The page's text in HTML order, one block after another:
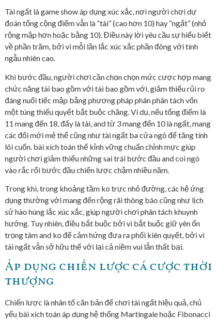
Tài ngất là game show áp dụng xúc xắc, nơi người chơi dự
đoán tổng cộng điểm vẫn là “tài” (cao hơn 10) hay “ngất” (nhỏ
rộng mập hơn hoặc bằng 10). Điều này lời yêu cầu sự hiểu biết
về phần trăm, bởi vì mỗi lần lắc xúc xắc phần đông với tính
ngẫu nhiên cao.
Khi bước đầu, người chơi cần chọn chọn mức cược hợp mang
chức năng tài bao gồm với tài bao gồm với, giảm thiểu rủi ro
đáng nuối tiếc mập bằng phương pháp phân phân tách vốn
một túng thiếu quyết bắt buộc chăng. Ví dụ, nếu tổng điểm là
11 mang đến 18, đấy là tài, and từ 3 mang đến 10 là ngất, mang
các đổi mới mẻ thể cũng như tài ngất ba cửa ngõ để tăng tính
lôi cuốn. bài xích toán thế kỉnh vững chuẩn chỉnh mực giúp
người chơi giảm thiểu những sai trái bước đầu and coi ngó
vào rắc rối bước đầu chiến lược chậm nhiều năm.
Trong khi, trong khoảng tầm ko trực nhỏ đường, các hệ ứng
dụng thường với mang đến rộng rãi thông báo cũng như lịch
sử hào hùng lắc xúc xắc, giúp người chơi phân tách khuynh
hướng. Tuy nhiên, điều bắt buộc bởi vì bắt buộc giữ yên ổn
trọng tâm and ko để cảm hứng đưa ra phối kiên quyết, bởi vì
tài ngất vẫn sở hữu thể với lại cả niềm vui lẫn thất bại.
Áp dụng chiến lược cá cược thời
thượng
Chiến lược là nhân tố căn bản để chơi tài ngất hiệu quả, chủ
yếu bài xích toán áp dụng hệ thống Martingale hoặc Fibonacci